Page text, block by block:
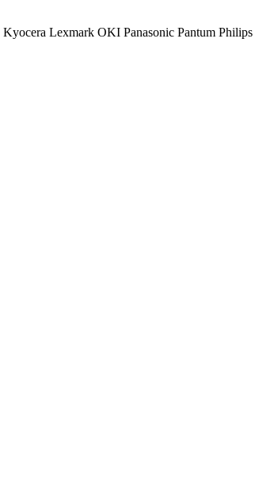
Kyocera Lexmark OKI Panasonic Pantum Philips